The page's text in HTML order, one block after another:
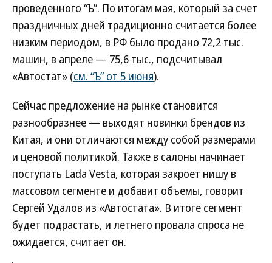
проведенного “Ъ”. По итогам мая, который за счет
праздничных дней традиционно считается более
низким периодом, в РФ было продано 72,2 тыс.
машин, в апреле — 75,6 тыс., подсчитывал
«Автостат» (см. “Ъ” от 5 июня).
Сейчас предложение на рынке становится
разнообразнее — выходят новинки брендов из
Китая, и они отличаются между собой размерами
и ценовой политикой. Также в салоны начинает
поступать Lada Vesta, которая закроет нишу в
массовом сегменте и добавит объемы, говорит
Сергей Удалов из «Автостата». В итоге сегмент
будет подрастать, и летнего провала спроса не
ожидается, считает он.